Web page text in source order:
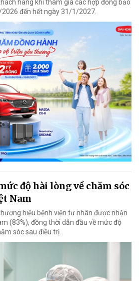
hàng khi tham gia các hợp đồng bảo
đến hết ngày 31/1/2027.
độ hài lòng về chăm sóc
Nam
hiệu bệnh viện tư nhân được nhận
(83%), đồng thời dẫn đầu về mức độ
sóc sau điều trị.